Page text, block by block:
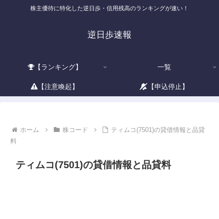
株主優待に特化した逆日歩・信用残高のランキングが速い！
逆日歩速報
【ランキング】 一覧
【注意喚起】 【申込停止】
ホーム 株コード
ティムコ(7501)の貸借情報と品貸
料
ティムコ(7501)の貸借情報と品貸料